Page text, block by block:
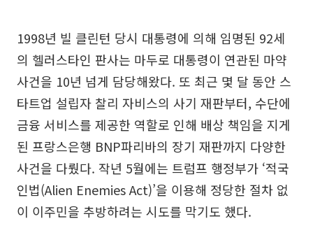
1998년 빌 클린턴 당시 대통령에 의해 임명된 92세
의 헬러스타인 판사는 마두로 대통령이 연관된 마약
사건을 10년 넘게 담당해왔다. 또 최근 몇 달 동안 스
타트업 설립자 찰리 자비스의 사기 재판부터, 수단에
금융 서비스를 제공한 역할로 인해 배상 책임을 지게
된 프랑스은행 BNP파리바의 장기 재판까지 다양한
사건을 다뤘다. 작년 5월에는 트럼프 행정부가 ‘적국
인법(Alien Enemies Act)’을 이용해 정당한 절차 없
이 이주민을 추방하려는 시도를 막기도 했다.